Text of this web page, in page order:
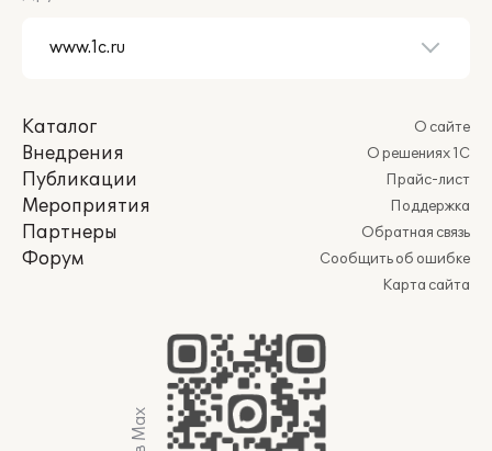
Каталог
Внедрения
Публикации
Мероприятия
Партнеры
Форум
О сайте
О решениях 1С
Прайс-лист
Поддержка
Обратная связь
Сообщить об ошибке
Карта сайта